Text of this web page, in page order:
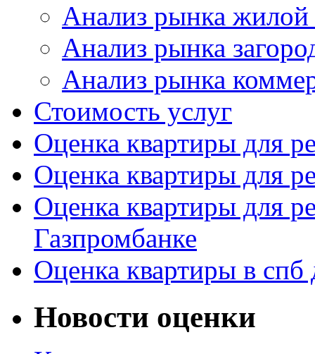
Анализ рынка
Анализ рынка
Анализ рынка
Стоимость услуг
Оценка квартиры для
Оценка квартиры для
Оценка квартиры для
Газпромбанке
Оценка квартиры в спб
Новости оценки